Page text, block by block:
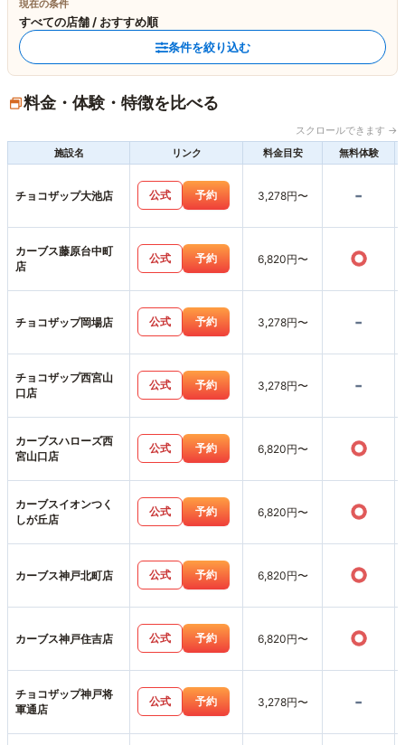
現在の条件
すべての店舗 / おすすめ順
条件を絞り込む
料金・体験・特徴を比べる
スクロールできます →
施設名
リンク 料金目安 無料体験
チョコザップ大池店 公式 予約 3,278円〜 -
カーブス藤原台中町
店
公式 予約 6,820円〜 ○
チョコザップ岡場店 公式 予約 3,278円〜 -
チョコザップ西宮山
口店
公式 予約 3,278円〜 -
カーブスハローズ西
宮山口店
公式 予約 6,820円〜 ○
カーブスイオンつく
しが丘店
公式 予約 6,820円〜 ○
カーブス神戸北町店 公式 予約 6,820円〜 ○
カーブス神戸住吉店 公式 予約 6,820円〜 ○
チョコザップ神戸将
軍通店
公式 予約 3,278円〜 -